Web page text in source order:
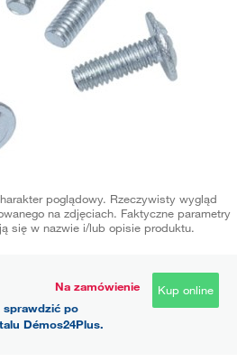
poglądowy. Rzeczywisty wygląd
na zdjęciach. Faktyczne parametry
się w nazwie i/lub opisie produktu.
Na zamówienie
sprawdzić po
Démos24Plus.
Kup online